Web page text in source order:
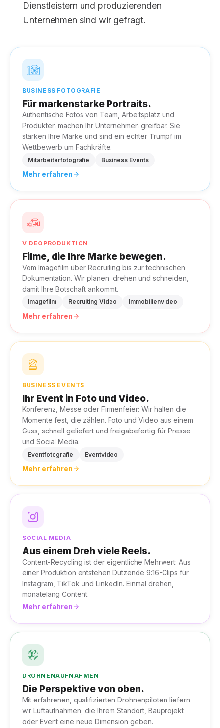
Dienstleistern und produzierenden
Unternehmen sind wir gefragt.
BUSINESS FOTOGRAFIE
Für markenstarke Portraits.
Authentische Fotos von Team, Arbeitsplatz und
Produkten machen Ihr Unternehmen greifbar. Sie
stärken Ihre Marke und sind ein echter Trumpf im
Wettbewerb um Fachkräfte.
Mitarbeiterfotografie Business Events
Mehr erfahren
VIDEOPRODUKTION
Filme, die Ihre Marke bewegen.
Vom Imagefilm über Recruiting bis zur technischen
Dokumentation. Wir planen, drehen und schneiden,
damit Ihre Botschaft ankommt.
Imagefilm Recruiting Video Immobilienvideo
Mehr erfahren
BUSINESS EVENTS
Ihr Event in Foto und Video.
Konferenz, Messe oder Firmenfeier: Wir halten die
Momente fest, die zählen. Foto und Video aus einem
Guss, schnell geliefert und freigabefertig für Presse
und Social Media.
Eventfotografie Eventvideo
Mehr erfahren
SOCIAL MEDIA
Aus einem Dreh viele Reels.
Content-Recycling ist der eigentliche Mehrwert: Aus
einer Produktion entstehen Dutzende 9:16-Clips für
Instagram, TikTok und LinkedIn. Einmal drehen,
monatelang Content.
Mehr erfahren
DROHNENAUFNAHMEN
Die Perspektive von oben.
Mit erfahrenen, qualifizierten Drohnenpiloten liefern
wir Luftaufnahmen, die Ihrem Standort, Bauprojekt
oder Event eine neue Dimension geben.